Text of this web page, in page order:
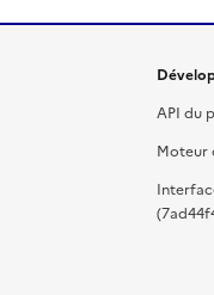
API du
Moteur